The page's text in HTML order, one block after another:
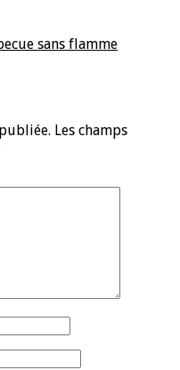
sans flamme
Les champs